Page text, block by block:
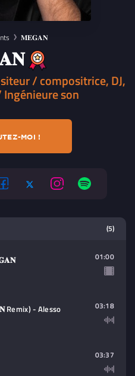
𝐌𝐄𝐆𝐀𝐍
/ compositrice, DJ,
son
MOI !
video)
(5)
01:00
Remix) - Alesso 03:18
03:37